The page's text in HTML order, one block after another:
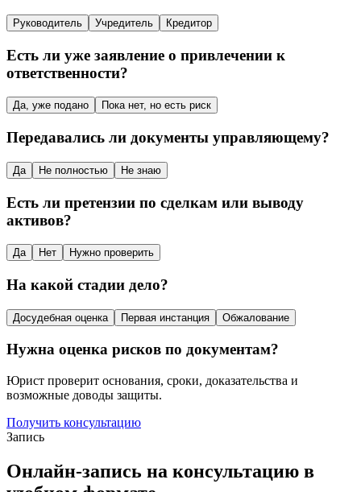
Руководитель Учредитель Кредитор
Есть ли уже заявление о привлечении к
ответственности?
Да, уже подано Пока нет, но есть риск
Передавались ли документы управляющему?
Да Не полностью Не знаю
Есть ли претензии по сделкам или выводу
активов?
Да Нет Нужно проверить
На какой стадии дело?
Досудебная оценка Первая инстанция Обжалование
Нужна оценка рисков по документам?
Юрист проверит основания, сроки, доказательства и
возможные доводы защиты.
Получить консультацию
Запись
Онлайн-запись на консультацию в